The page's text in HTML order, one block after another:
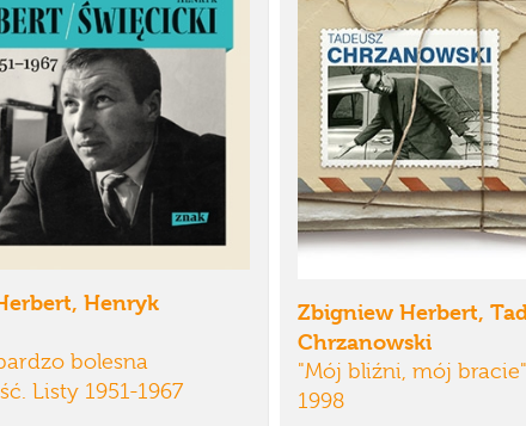
Henryk
bolesna
Listy 1951-1967
Zbigniew Herbert,
Chrzanowski
"Mój bliźni, mój
1998